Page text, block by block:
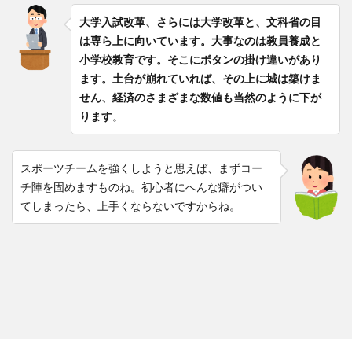
大学入試改革、さらには大学改革と、文科省の目
は専ら上に向いています。大事なのは教員養成と
小学校教育です。そこにボタンの掛け違いがあり
ます。土台が崩れていれば、その上に城は築けま
せん、経済のさまざまな数値も当然のように下が
ります。
スポーツチームを強くしようと思えば、まずコー
チ陣を固めますものね。初心者にへんな癖がつい
てしまったら、上手くならないですからね。